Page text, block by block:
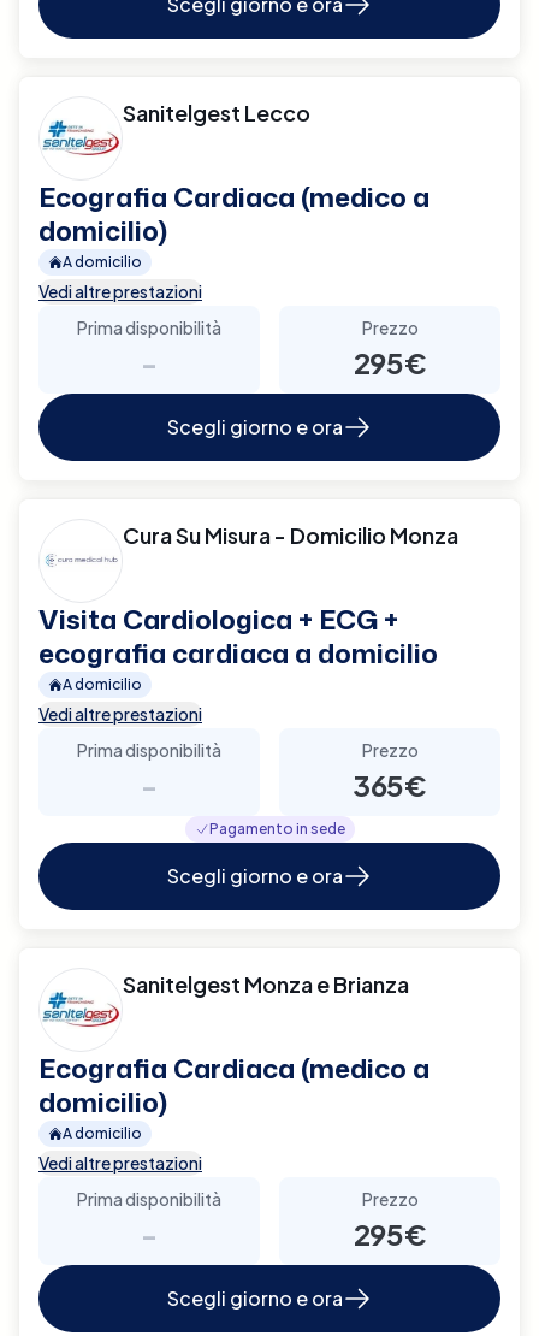
Sanitelgest Lecco
Ecografia Cardiaca (medico a
domicilio)
A domicilio
Vedi altre prestazioni
Prima disponibilità
-
Prezzo
295€
Scegli giorno e ora
Cura Su Misura - Domicilio Monza
Visita Cardiologica + ECG +
ecografia cardiaca a domicilio
A domicilio
Vedi altre prestazioni
Prima disponibilità
-
Prezzo
365€
Pagamento in sede
Scegli giorno e ora
Sanitelgest Monza e Brianza
Ecografia Cardiaca (medico a
domicilio)
A domicilio
Vedi altre prestazioni
Prima disponibilità
-
Prezzo
295€
Scegli giorno e ora